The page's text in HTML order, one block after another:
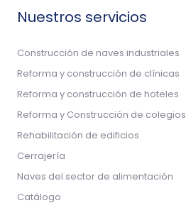
Nuestros servicios
Construcción de naves industriales
Reforma y construcción de clínicas
Reforma y construcción de hoteles
Reforma y Construcción de colegios
Rehabilitación de edificios
Cerrajería
Naves del sector de alimentación
Catálogo